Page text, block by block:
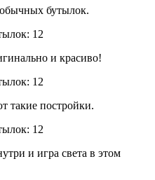
обычных бутылок.
и красиво!
такие постройки.
и игра света в этом